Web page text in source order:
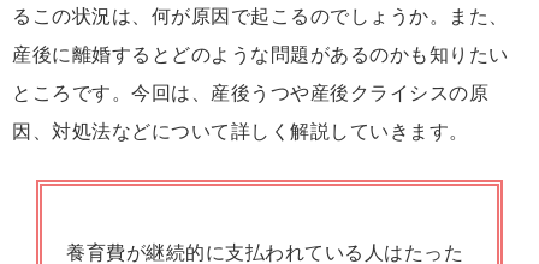
るこの状況は、何が原因で起こるのでしょうか。また、
産後に離婚するとどのような問題があるのかも知りたい
ところです。今回は、産後うつや産後クライシスの原
因、対処法などについて詳しく解説していきます。
養育費が継続的に支払われている人はたった